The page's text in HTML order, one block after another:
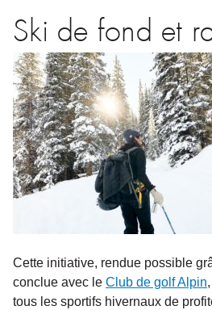
Ski de fond et
Cette initiative, rendue possible
conclue avec le Club de golf Alpin
tous les sportifs hivernaux de